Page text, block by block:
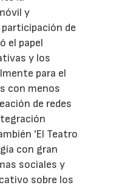
y
de
el papel
y los
para el
con menos
de redes
'El Teatro
con gran
sociales y
sobre los